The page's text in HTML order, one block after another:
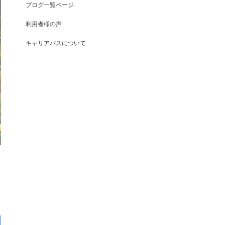
ブログ一覧ページ
利用者様の声
キャリアパスについて